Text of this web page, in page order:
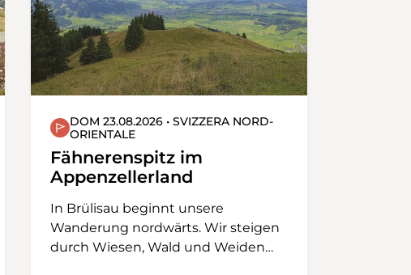
DOM 23.08.2026 • SVIZZERA NORD-
ORIENTALE
Fähnerenspitz im
Appenzellerland
In Brülisau beginnt unsere
Wanderung nordwärts. Wir steigen
durch Wiesen, Wald und Weiden